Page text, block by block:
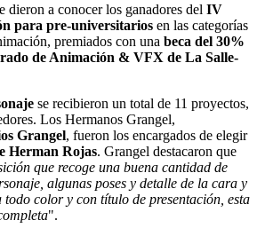
dieron a conocer los ganadores del IV
para pre-universitarios en las categorías
premiados con una beca del 30%
de Animación & VFX de La Salle-
se recibieron un total de 11 proyectos,
Los Hermanos Grangel,
Grangel, fueron los encargados de elegir
Herman Rojas. Grangel destacaron que
que recoge una buena cantidad de
algunas poses y detalle de la cara y
color y con título de presentación, esta
".